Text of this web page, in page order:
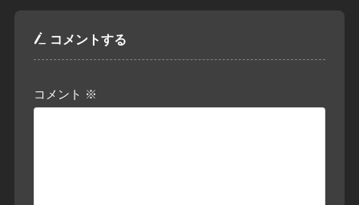
コメントする
コメント ※